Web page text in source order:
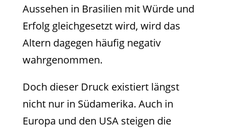
Aussehen in Brasilien mit Würde und
Erfolg gleichgesetzt wird, wird das
Altern dagegen häufig negativ
wahrgenommen.
Doch dieser Druck existiert längst
nicht nur in Südamerika. Auch in
Europa und den USA steigen die